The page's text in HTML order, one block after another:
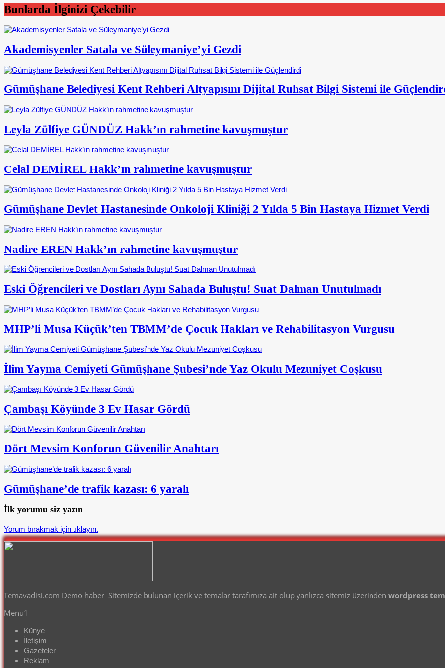
Bunlarda İlginizi Çekebilir
Akademisyenler Satala ve Süleymaniye’yi Gezdi
Gümüşhane Belediyesi Kent Rehberi Altyapısını Dijital Ruhsat Bilgi Sistemi ile
Leyla Zülfiye GÜNDÜZ Hakk’ın rahmetine kavuşmuştur
Celal DEMİREL Hakk’ın rahmetine kavuşmuştur
Gümüşhane Devlet Hastanesinde Onkoloji Kliniği 2 Yılda 5 Bin Hastaya Hizmet Verdi
Nadire EREN Hakk’ın rahmetine kavuşmuştur
Eski Öğrencileri ve Dostları Aynı Sahada Buluştu! Suat Dalman Unutulmadı
MHP’li Musa Küçük’ten TBMM’de Çocuk Hakları ve Rehabilitasyon Vurgusu
İlim Yayma Cemiyeti Gümüşhane Şubesi’nde Yaz Okulu Mezuniyet Coşkusu
Çambaşı Köyünde 3 Ev Hasar Gördü
Dört Mevsim Konforun Güvenilir Anahtarı
Gümüşhane’de trafik kazası: 6 yaralı
İlk yorumu siz yazın
Yorum bırakmak için tıklayın.
Temavadisi.com Demo haber Sitemizde bulunan içerik ve temalar tarafımıza ait olup yanlızca sitemiz üzerinden wordpress
Menu1
Künye
İletişim
Gazeteler
Reklam